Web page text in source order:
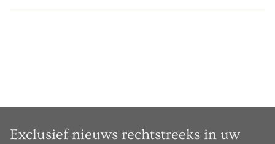
Exclusief nieuws rechtstreeks in uw